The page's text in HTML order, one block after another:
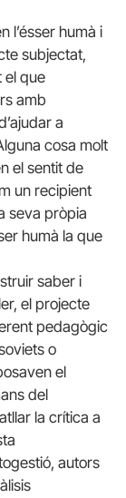
l’ésser humà i
subjectat,
el que
amb
a
cosa molt
el sentit de
un recipient
seva pròpia
humà la que
saber i
el projecte
pedagògic
o
el
del
la crítica a
autors